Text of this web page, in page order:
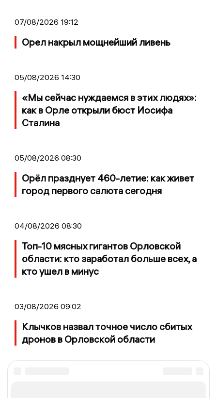
07/08/2026 19:12
Орел накрыл мощнейший ливень
05/08/2026 14:30
«Мы сейчас нуждаемся в этих людях»:
как в Орле открыли бюст Иосифа
Сталина
05/08/2026 08:30
Орёл празднует 460-летие: как живет
город первого салюта сегодня
04/08/2026 08:30
Топ-10 мясных гигантов Орловской
области: кто заработал больше всех, а
кто ушел в минус
03/08/2026 09:02
Клычков назвал точное число сбитых
дронов в Орловской области